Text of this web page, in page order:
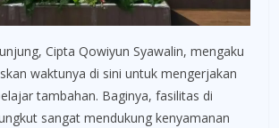
Cipta Qowiyun Syawalin, mengaku
waktunya di sini untuk mengerjakan
tambahan. Baginya, fasilitas di
sangat mendukung kenyamanan